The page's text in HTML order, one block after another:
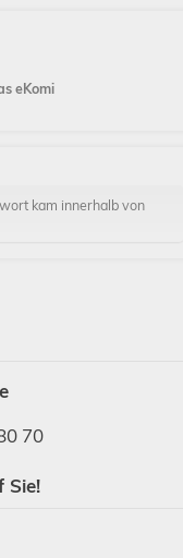
eKomi
kam innerhalb von
70
Sie!